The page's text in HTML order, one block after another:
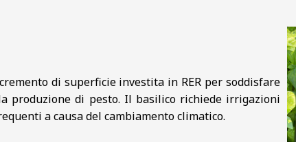
di superficie investita in RER per soddisfare
produzione di pesto. Il basilico richiede irrigazioni
a causa del cambiamento climatico.